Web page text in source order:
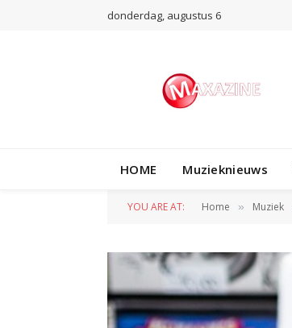
donderdag, augustus 6
HOME Muzieknieuws
YOU ARE AT: Home » Muziek